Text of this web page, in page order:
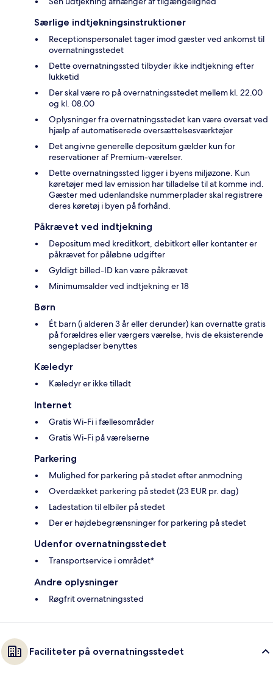
Særlige indtjekningsinstruktioner
Receptionspersonalet tager imod gæster ved ankomst til
overnatningsstedet
Dette overnatningssted tilbyder ikke indtjekning efter
lukketid
Der skal være ro på overnatningsstedet mellem kl. 22.00
og kl. 08.00
Oplysninger fra overnatningsstedet kan være oversat ved
hjælp af automatiserede oversættelsesværktøjer
Det angivne generelle depositum gælder kun for
reservationer af Premium-værelser.
Dette overnatningssted ligger i byens miljøzone. Kun
køretøjer med lav emission har tilladelse til at komme ind.
Gæster med udenlandske nummerplader skal registrere
deres køretøj i byen på forhånd.
Påkrævet ved indtjekning
Depositum med kreditkort, debitkort eller kontanter er
påkrævet for påløbne udgifter
Gyldigt billed-ID kan være påkrævet
Minimumsalder ved indtjekning er 18
Børn
Ét barn (i alderen 3 år eller derunder) kan overnatte gratis
på forældres eller værgers værelse, hvis de eksisterende
sengepladser benyttes
Kæledyr
Kæledyr er ikke tilladt
Internet
Gratis Wi-Fi i fællesområder
Gratis Wi-Fi på værelserne
Parkering
Mulighed for parkering på stedet efter anmodning
Overdækket parkering på stedet (23 EUR pr. dag)
Ladestation til elbiler på stedet
Der er højdebegrænsninger for parkering på stedet
Udenfor overnatningsstedet
Transportservice i området*
Andre oplysninger
Røgfrit overnatningssted
Faciliteter på overnatningsstedet